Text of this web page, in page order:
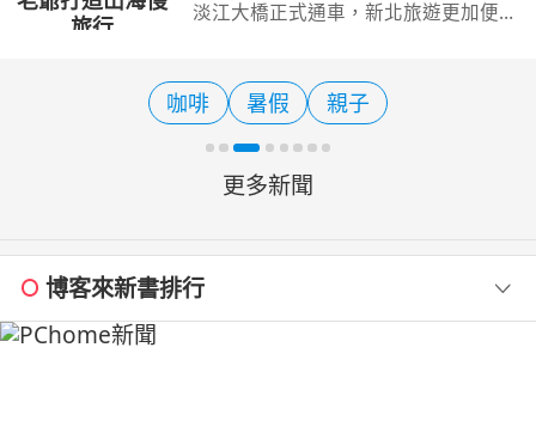
淡江大橋正式通車，新北旅遊更加便
河岸第一排的將捷金鬱金香酒店，攜手
北投老爺酒店推出跨區旅
咖啡 暑假 親子
更多新聞
博客來新書排行